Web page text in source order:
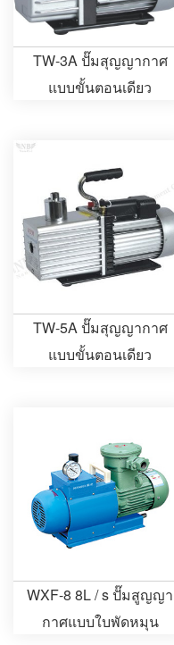
TW-3A ปั๊มสุญญากาศ
แบบขั้นตอนเดียว
TW-5A ปั๊มสุญญากาศ
แบบขั้นตอนเดียว
WXF-8 8L / s ปั๊มสูญญา
กาศแบบใบพัดหมุน